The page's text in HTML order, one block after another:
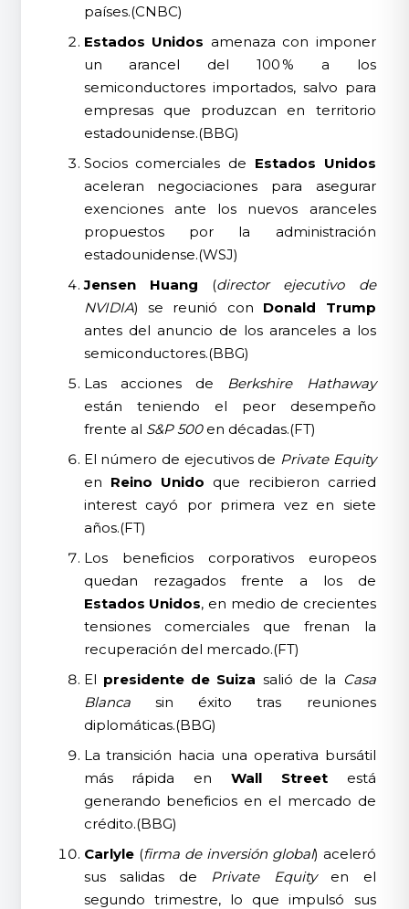
países.(CNBC)
Estados Unidos amenaza con imponer
un arancel del 100 % a los
semiconductores importados, salvo para
empresas que produzcan en territorio
estadounidense.(BBG)
Socios comerciales de Estados Unidos
aceleran negociaciones para asegurar
exenciones ante los nuevos aranceles
propuestos por la administración
estadounidense.(WSJ)
Jensen Huang (director ejecutivo de
NVIDIA) se reunió con Donald Trump
antes del anuncio de los aranceles a los
semiconductores.(BBG)
Las acciones de Berkshire Hathaway
están teniendo el peor desempeño
frente al S&P 500en décadas.(FT)
El número de ejecutivos de Private Equity
en Reino Unido que recibieron carried
interest cayó por primera vez en siete
años.(FT)
Los beneficios corporativos europeos
quedan rezagados frente a los de
Estados Unidos, en medio de crecientes
tensiones comerciales que frenan la
recuperación del mercado.(FT)
El presidente de Suiza salió de la Casa
Blancasin éxito tras reuniones
diplomáticas.(BBG)
La transición hacia una operativa bursátil
más rápida en Wall Streetestá
generando beneficios en el mercado de
crédito.(BBG)
Carlyle(firma de inversión global) aceleró
sus salidas de Private Equityen el
segundo trimestre, lo que impulsó sus